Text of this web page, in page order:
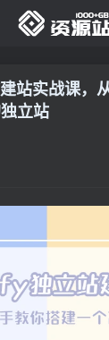
站实战课，
立站